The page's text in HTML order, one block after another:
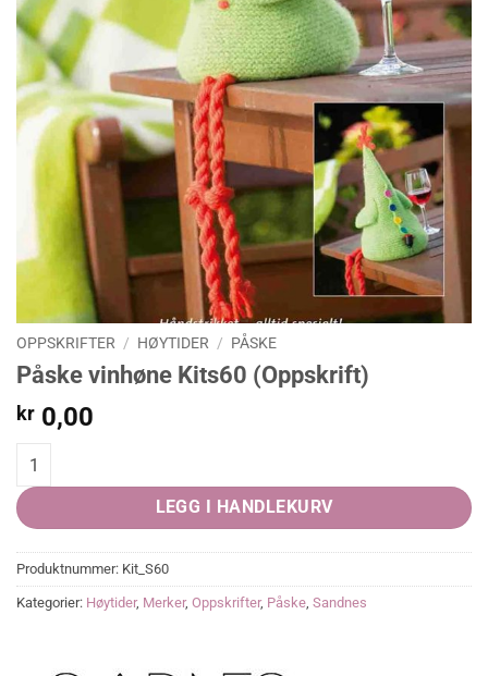
OPPSKRIFTER / HØYTIDER / PÅSKE
Påske vinhøne Kits60 (Oppskrift)
kr 0,00
Påske vinhøne Kits60 (Oppskrift) quantity
LEGG I HANDLEKURV
Produktnummer: Kit_S60
Kategorier: Høytider, Merker, Oppskrifter, Påske, Sandnes